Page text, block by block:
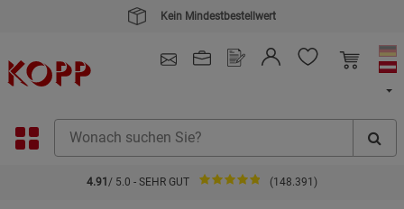
4.91 / 5.0 - SEHR GUT (148.391)